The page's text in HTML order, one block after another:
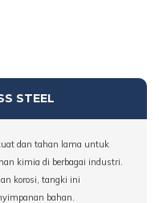
STEEL
dan tahan lama untuk
kimia di berbagai industri.
korosi, tangki ini
bahan.